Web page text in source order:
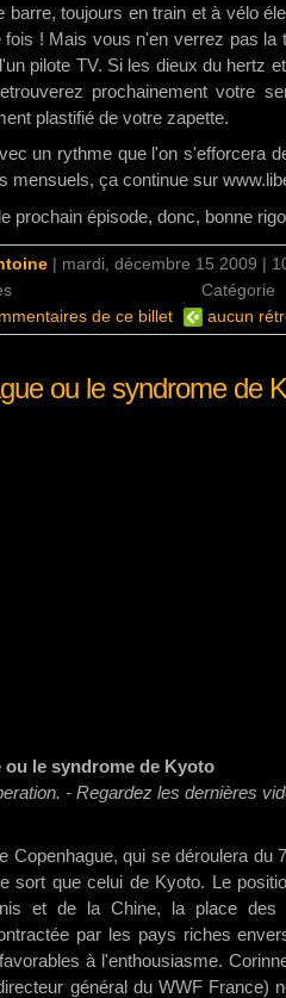
barre, toujours en train et à vélo
fois ! Mais vous n'en verrez pas
pilote TV. Si les dieux du hertz
prochainement votre
plastifié de votre zapette.
un rythme que l'on s'efforcera
mensuels, ça continue sur
prochain épisode, donc, bonne
| mardi, décembre 15 2009 |
Catégorie
de ce billet
aucun
ou le syndrome de
ou le syndrome de Kyoto
- Regardez les dernières
Copenhague, qui se déroulera du
sort que celui de Kyoto. Le
et de la Chine, la place des
par les pays riches
à l'enthousiasme.
général du WWF France)